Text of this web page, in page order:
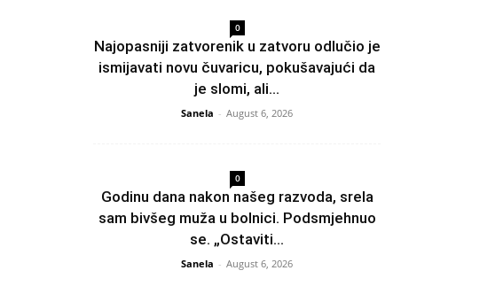
0
Najopasniji zatvorenik u zatvoru odlučio je
ismijavati novu čuvaricu, pokušavajući da
je slomi, ali...
Sanela - August 6, 2026
0
Godinu dana nakon našeg razvoda, srela
sam bivšeg muža u bolnici. Podsmjehnuo
se. „Ostaviti...
Sanela - August 6, 2026